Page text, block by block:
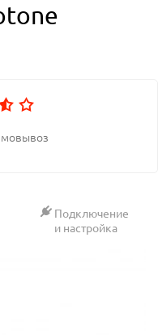
Подключение
и настройка